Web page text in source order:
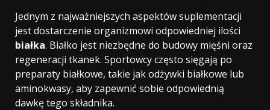
Jednym z najważniejszych aspektów suplementacji
jest dostarczenie organizmowi odpowiedniej ilości
białka. Białko jest niezbędne do budowy mięśni oraz
regeneracji tkanek. Sportowcy często sięgają po
preparaty białkowe, takie jak odżywki białkowe lub
aminokwasy, aby zapewnić sobie odpowiednią
dawkę tego składnika.